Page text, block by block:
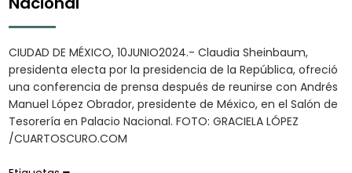
CIUDAD DE MÉXICO, 10JUNIO2024.- Claudia Sheinbaum,
presidenta electa por la presidencia de la República, ofreció
una conferencia de prensa después de reunirse con Andrés
Manuel López Obrador, presidente de México, en el Salón de
Tesorería en Palacio Nacional. FOTO: GRACIELA LÓPEZ
/CUARTOSCURO.COM